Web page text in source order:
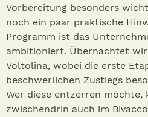
Vorbereitung besonders
noch ein paar praktische
Programm ist das
ambitioniert. Übernachtet
Voltolina, wobei die erste
beschwerlichen Zustiegs
Wer diese entzerren möchte,
zwischendrin auch im